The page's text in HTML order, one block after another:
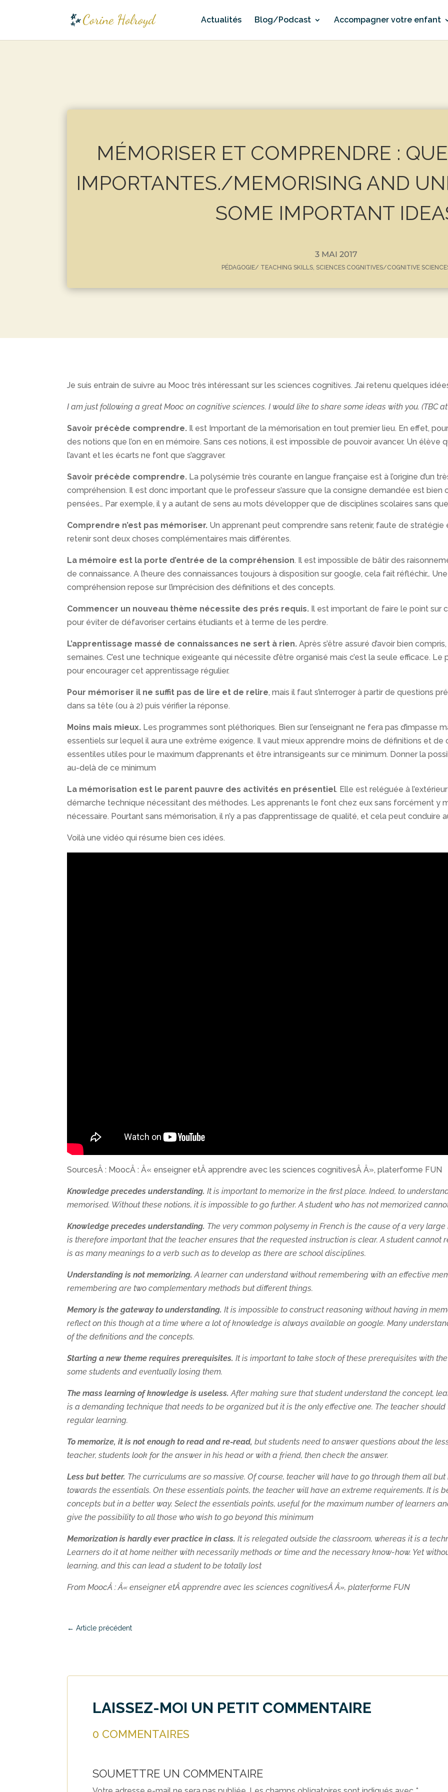
Actualités Blog/Podcast Accompagner votre enfant
MÉMORISER ET COMPRENDRE :
IMPORTANTES./MEMORISING AND
SOME IMPORTANT
3 MAI 2017
PÉDAGOGIE/ TEACHING SKILLS, SCIENCES COGNITIVES/COGNITIVE
Je suis entrain de suivre au Mooc très intéressant sur les sciences cognitives. J’ai retenu quelques
I am just following a great Mooc on cognitive sciences. I would like to share some ideas with you. (TBC
Savoir précède comprendre. Il est Important de la mémorisation en tout premier lieu. En effet,
des notions que l’on en en mémoire. Sans ces notions, il est impossible de pouvoir avancer. Un élève
l’avant et les écarts ne font que s’aggraver.
Savoir précède comprendre. La polysémie très courante en langue française est à l’origine d’un
compréhension. Il est donc important que le professeur s’assure que la consigne demandée est bien
pensées… Par exemple, il y a autant de sens au mots développer que de disciplines scolaires sans
Comprendre n’est pas mémoriser. Un apprenant peut comprendre sans retenir, faute de
retenir sont deux choses complémentaires mais différentes.
La mémoire est la porte d’entrée de la compréhension. Il est impossible de bâtir des
de connaissance. A l’heure des connaissances toujours à disposition sur google, cela fait réfléchir…
compréhension repose sur l’imprécision des définitions et des concepts.
Commencer un nouveau thème nécessite des prés requis. Il est important de faire le point sur
pour éviter de défavoriser certains étudiants et à terme de les perdre.
L’apprentissage massé de connaissances ne sert à rien. Après s’être assuré d’avoir bien
semaines. C’est une technique exigeante qui nécessite d’être organisé mais c’est la seule efficace.
pour encourager cet apprentissage régulier.
Pour mémoriser il ne suffit pas de lire et de relire, mais il faut s’interroger à partir de questions
dans sa tête (ou à 2) puis vérifier la réponse.
Moins mais mieux. Les programmes sont pléthoriques. Bien sur l’enseignant ne fera pas d’impasse
essentiels sur lequel il aura une extrême exigence. Il vaut mieux apprendre moins de définitions et
essentiles utiles pour le maximum d’apprenants et être intransigeants sur ce minimum. Donner la
au-delà de ce minimum
La mémorisation est le parent pauvre des activités en présentiel. Elle est reléguée à
démarche technique nécessitant des méthodes. Les apprenants le font chez eux sans forcément y
nécessaire. Pourtant sans mémorisation, il n’y a pas d’apprentissage de qualité, et cela peut conduire
Voilà une vidéo qui résume bien ces idées.
SourcesÂ : MoocÂ : Â« enseigner etÂ apprendre avec les sciences cognitivesÂ Â», platerforme FUN
Knowledge precedes understanding. It is important to memorize in the first place. Indeed, to
memorised. Without these notions, it is impossible to go further. A student who has not memorized
Knowledge precedes understanding. The very common polysemy in French is the cause of a very
is therefore important that the teacher ensures that the requested instruction is clear. A student cannot
is as many meanings to a verb such as to develop as there are school disciplines.
Understanding is not memorizing. A learner can understand without remembering with an effective
remembering are two complementary methods but different things.
Memory is the gateway to understanding. It is impossible to construct reasoning without having in
reflect on this though at a time where a lot of knowledge is always available on google. Many
of the definitions and the concepts.
Starting a new theme requires prerequisites. It is important to take stock of these prerequisites with
some students and eventually losing them.
The mass learning of knowledge is useless. After making sure that student understand the concept,
is a demanding technique that needs to be organized but it is the only effective one. The teacher
regular learning.
To memorize, it is not enough to read and re-read, but students need to answer questions about the
teacher, students look for the answer in his head or with a friend, then check the answer.
Less but better. The curriculums are so massive. Of course, teacher will have to go through them all
towards the essentials. On these essentials points, the teacher will have an extreme requirements. It is
concepts but in a better way. Select the essentials points, useful for the maximum number of learners
give the possibility to all those who wish to go beyond this minimum
Memorization is hardly ever practice in class. It is relegated outside the classroom, whereas it is a
Learners do it at home neither with necessarily methods or time and the necessary know-how. Yet
learning, and this can lead a student to be totally lost
From MoocÂ : Â« enseigner etÂ apprendre avec les sciences cognitivesÂ Â», platerforme FUN
←Article précédent
LAISSEZ-MOI UN PETIT COMMENTAIRE
0 COMMENTAIRES
SOUMETTRE UN COMMENTAIRE